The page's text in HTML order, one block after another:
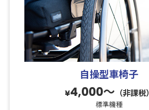
自操型車椅子
¥4,000〜 （非課税）
標準機種